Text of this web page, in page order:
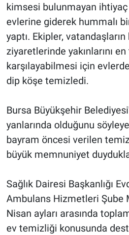
kimsesi bulunmayan
evlerine giderek hummalı
yaptı. Ekipler,
ziyaretlerinde yakınlarını
karşılayabilmesi için
dip köşe temizledi.
Bursa Büyükşehir
yanlarında olduğunu
bayram öncesi verilen
büyük memnuniyet
Sağlık Dairesi Başkanlığı
Ambulans Hizmetleri Şube
Nisan ayları arasında
ev temizliği konusunda